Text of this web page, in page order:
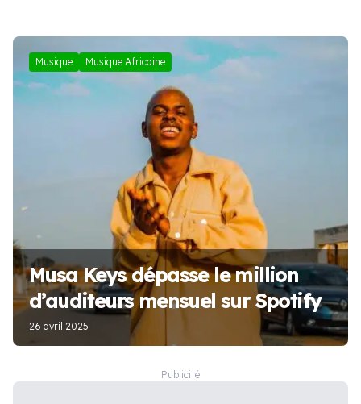
Musique Musique Africaine
Musa Keys dépasse le million
d’auditeurs mensuel sur Spotify
26 avril 2025